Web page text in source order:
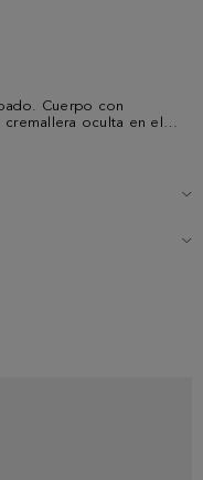
Cuerpo con
oculta en el
Corte en cintura con